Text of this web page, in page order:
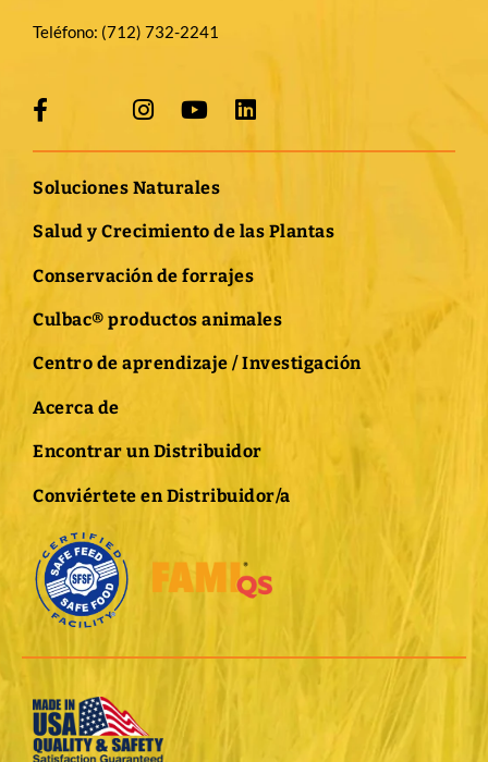
Teléfono: (712) 732-2241
Soluciones Naturales
Salud y Crecimiento de las Plantas
Conservación de forrajes
Culbac® productos animales
Centro de aprendizaje / Investigación
Acerca de
Encontrar un Distribuidor
Conviértete en Distribuidor/a